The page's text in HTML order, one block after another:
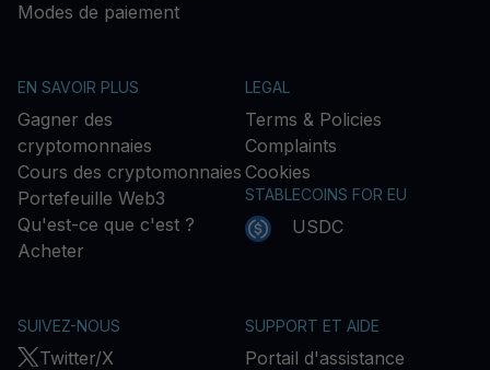
Modes de paiement
EN SAVOIR PLUS
Gagner des
cryptomonnaies
Cours des cryptomonnaies
Portefeuille Web3
Qu'est-ce que c'est ?
Acheter
LEGAL
Terms & Policies
Complaints
Cookies
STABLECOINS FOR EU
USDC
SUIVEZ-NOUS
Twitter/X
SUPPORT ET AIDE
Portail d'assistance